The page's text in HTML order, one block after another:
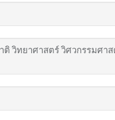
วิทยาศาสตร์ วิศวกรรมศา